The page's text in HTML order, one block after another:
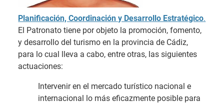
Planificación, Coordinación y Desarrollo Estratégico.
El Patronato tiene por objeto la promoción, fomento,
y desarrollo del turismo en la provincia de Cádiz,
para lo cual lleva a cabo, entre otras, las siguientes
actuaciones:
Intervenir en el mercado turístico nacional e
internacional lo más eficazmente posible para